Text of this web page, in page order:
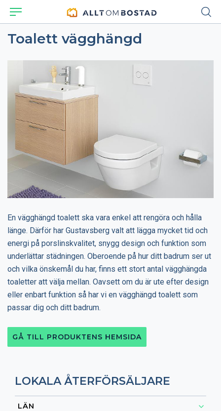
Toalett vägghängd
En vägghängd toalett ska vara enkel att rengöra och hålla
länge. Därför har Gustavsberg valt att lägga mycket tid och
energi på porslinskvalitet, snygg design och funktion som
underlättar städningen. Oberoende på hur ditt badrum ser ut
och vilka önskemål du har, finns ett stort antal vägghängda
toaletter att välja mellan. Oavsett om du är ute efter design
eller enbart funktion så har vi en vägghängd toalett som
passar dig och ditt badrum.
GÅ TILL PRODUKTENS HEMSIDA
LOKALA ÅTERFÖRSÄLJARE